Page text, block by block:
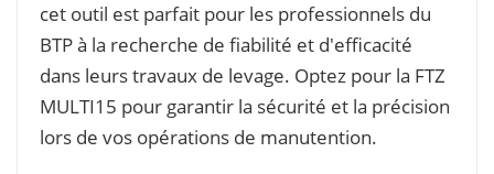
cet outil est parfait pour les professionnels du
BTP à la recherche de fiabilité et d'efficacité
dans leurs travaux de levage. Optez pour la FTZ
MULTI15 pour garantir la sécurité et la précision
lors de vos opérations de manutention.